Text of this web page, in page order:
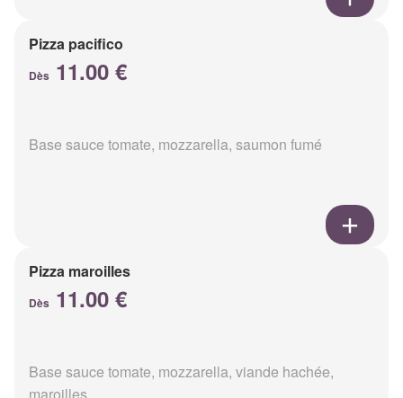
Pizza pacifico
Dès 11.00 €
Base sauce tomate, mozzarella, saumon fumé
Pizza maroilles
Dès 11.00 €
Base sauce tomate, mozzarella, viande hachée,